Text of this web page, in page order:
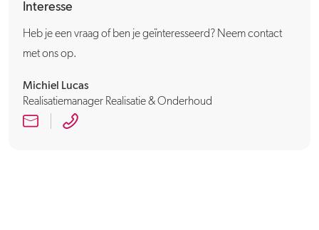
Interesse
Heb je een vraag of ben je geïnteresseerd? Neem contact
met ons op.
Michiel Lucas
Realisatiemanager Realisatie & Onderhoud